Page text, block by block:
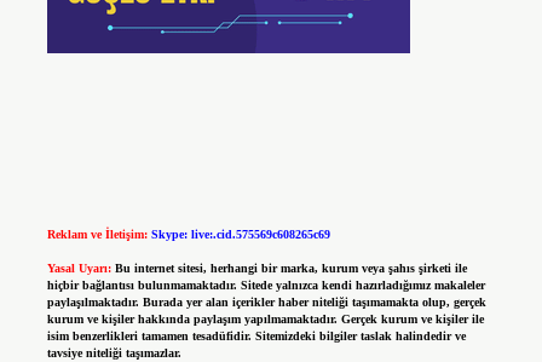
Reklam ve İletişim: Skype: live:.cid.575569c608265c69
Yasal Uyarı: Bu internet sitesi, herhangi bir marka, kurum veya şahıs şirketi ile
hiçbir bağlantısı bulunmamaktadır. Sitede yalnızca kendi hazırladığımız makaleler
paylaşılmaktadır. Burada yer alan içerikler haber niteliği taşımamakta olup, gerçek
kurum ve kişiler hakkında paylaşım yapılmamaktadır. Gerçek kurum ve kişiler ile
isim benzerlikleri tamamen tesadüfidir. Sitemizdeki bilgiler taslak halindedir ve
tavsiye niteliği taşımazlar.